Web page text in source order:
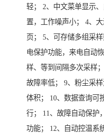
轻； 2、中文菜单显示
置，工作噪声小； 4、
页； 5、可存储多组采
电保护功能，来电自动
样、等到间隔多次采样
故障率低； 9、粉尘采
体积； 10、数据查询可
行； 11、故障自动保护
功能； 12、自动控温系